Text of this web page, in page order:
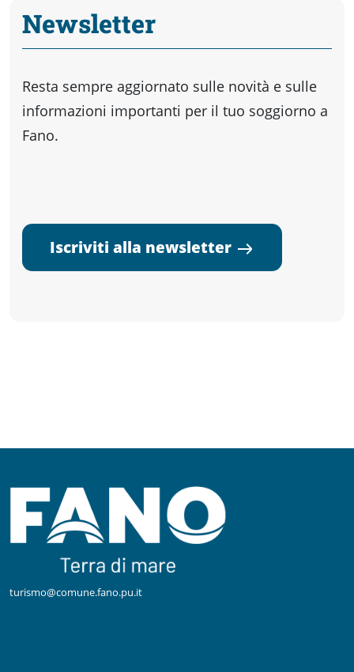
Newsletter
Resta sempre aggiornato sulle novità e sulle
informazioni importanti per il tuo soggiorno a
Fano.
Iscriviti alla newsletter
turismo@comune.fano.pu.it